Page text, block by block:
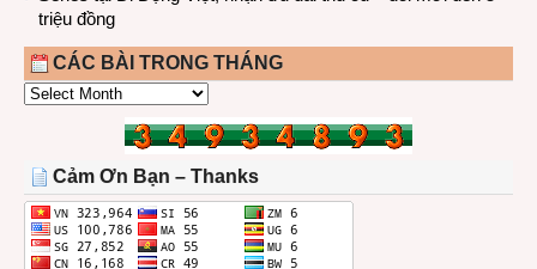
triệu đồng
CÁC BÀI TRONG THÁNG
CÁC
THÁNG
Cảm Ơn Bạn – Thanks